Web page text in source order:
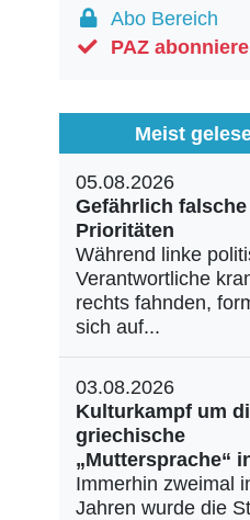
Abo Bereich
PAZ
Meist
05.08.2026
Gefährlich falsche
Prioritäten
Während linke
Verantwortliche
rechts fahnden,
sich auf...
03.08.2026
Kulturkampf um
griechische
„Muttersprache“
Immerhin zweimal
Jahren wurde die